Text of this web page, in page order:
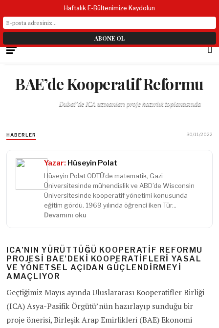
BAE’de Kooperatif Reformu
Dubai’de ICA uzmanları proje hazırlık toplantısında
HABERLER 30/11/2022
Yazar: Hüseyin Polat
Hüseyin Polat ODTÜ’de matematik, Gazi
Üniversitesinde mühendislik ve ABD’de Wisconsin
Üniversitesinde kooperatif yönetimi konusunda
eğitim gördü. 1969 yılında öğrenci iken Tür...
Devamını oku
ICA’NIN YÜRÜTTÜĞÜ KOOPERATIF REFORMU
PROJESI BAE’DEKI KOOPERATIFLERI YASAL
VE YÖNETSEL AÇIDAN GÜÇLENDIRMEYI
AMAÇLIYOR
Geçtiğimiz Mayıs ayında Uluslararası Kooperatifler Birliği
(ICA) Asya-Pasifik Örgütü’nün hazırlayıp sunduğu bir
proje önerisi, Birleşik Arap Emirlikleri (BAE) Ekonomi
Haftalık E-Bültenimize Kaydolun